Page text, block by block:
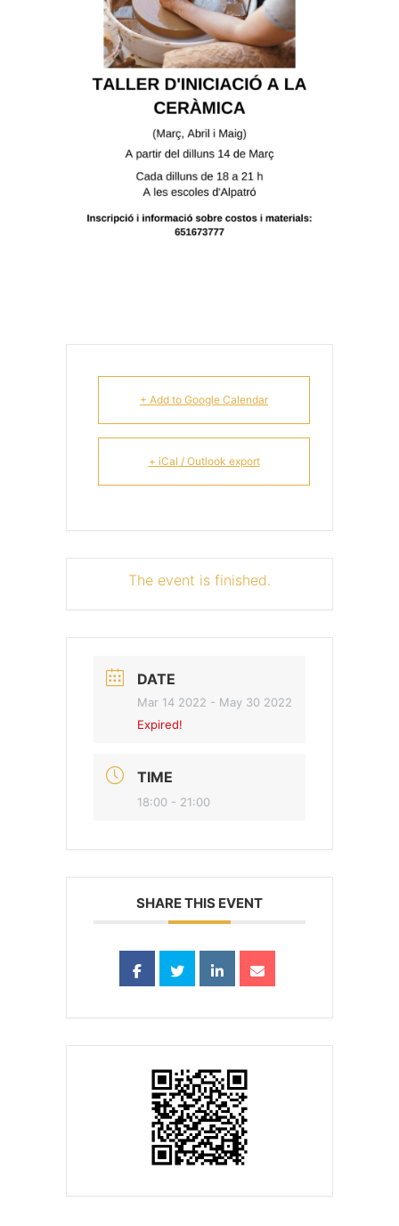
+ Add to Google Calendar
+ iCal / Outlook export
The event is finished.
DATE
Mar 14 2022 - May 30 2022
Expired!
TIME
18:00 - 21:00
SHARE THIS EVENT